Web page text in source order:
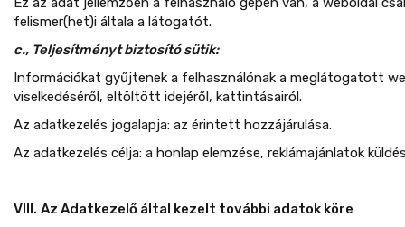
felismer(het)i általa a látogatót.
c., Teljesítményt biztosító sütik:
Információkat gyűjtenek a felhasználónak a meglátogatott
viselkedéséről, eltöltött idejéről, kattintásairól.
Az adatkezelés jogalapja: az érintett hozzájárulása.
Az adatkezelés célja: a honlap elemzése, reklámajánlatok
VIII. Az Adatkezelő által kezelt további adatok köre